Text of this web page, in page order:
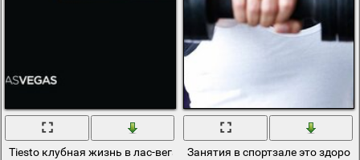
Tiesto клубная жизнь в лас-вегасеЗанятия в спортзале это